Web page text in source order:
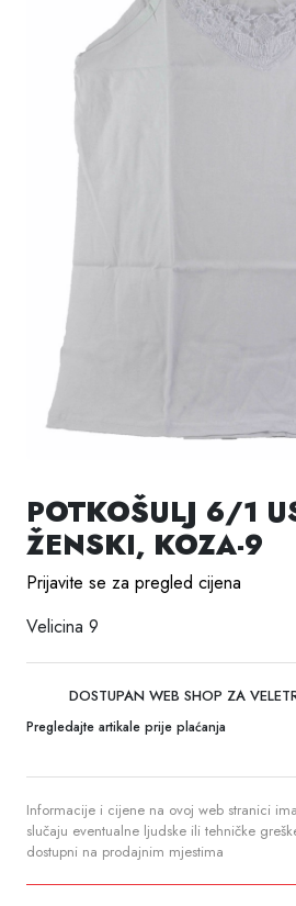
POTKOŠULJ 6/1
ŽENSKI, KOZA-9
Prijavite se za pregled cijena
Velicina 9
DOSTUPAN WEB SHOP ZA
Pregledajte artikale prije plaćanja
Informacije i cijene na ovoj web stranici
slučaju eventualne ljudske ili tehničke
dostupni na prodajnim mjestima